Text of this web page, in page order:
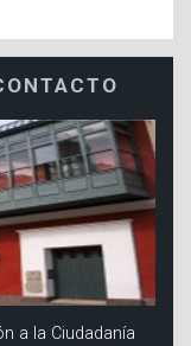
a la Ciudadanía